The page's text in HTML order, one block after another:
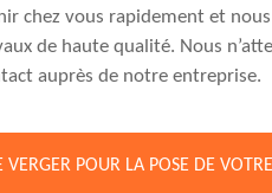
chez vous rapidement et
de haute qualité. Nous
auprès de notre entreprise.
POUR LA POSE DE